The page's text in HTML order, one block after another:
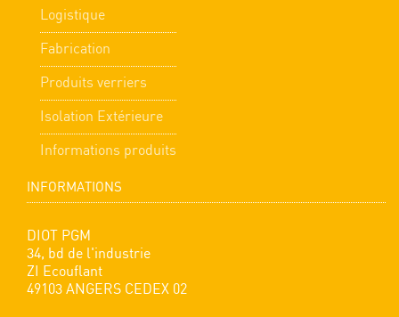
Logistique
Fabrication
Produits verriers
Isolation Extérieure
Informations produits
INFORMATIONS
DIOT PGM
34, bd de l'industrie
ZI Ecouflant
49103 ANGERS CEDEX 02